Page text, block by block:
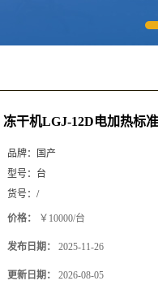
冻干机LGJ-12D电加热标
品牌：
国产
型号： 台
货号： /
价格： ￥10000/台
发布日期： 2025-11-26
更新日期： 2026-08-05